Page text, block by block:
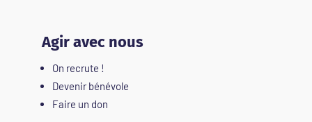
Agir avec nous
On recrute !
Devenir bénévole
Faire un don